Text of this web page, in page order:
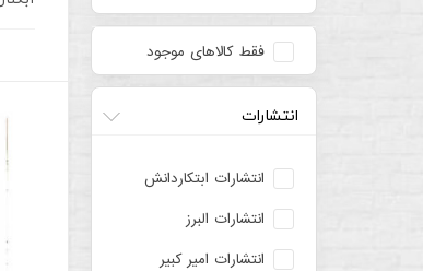
فقط کالاهای موجود
انتشارات
انتشارات ابتکاردانش
انتشارات البرز
انتشارات امیر کبیر